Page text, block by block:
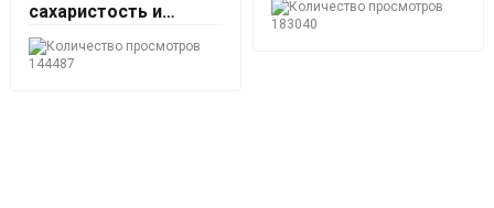
сахаристость и
кислотность сока
144487
183040